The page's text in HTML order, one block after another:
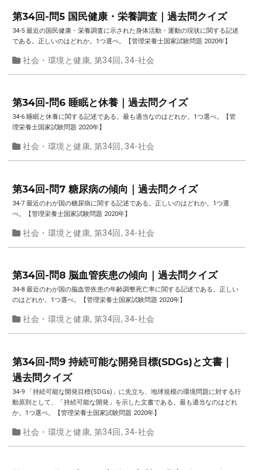
第34回-問5 国民健康・栄養調査｜過去問クイズ
34-5 最近の国民健康・栄養調査に示された身体活動・運動の現状に関する記述
である。正しいのはどれか。1つ選べ。【管理栄養士国家試験問題 2020年】
社会・環境と健康, 第34回, 34-社会
第34回-問6 睡眠と休養｜過去問クイズ
34-6 睡眠と休養に関する記述である。最も適当なのはどれか。1つ選べ。【管
理栄養士国家試験問題 2020年】
社会・環境と健康, 第34回, 34-社会
第34回-問7 糖尿病の傾向｜過去問クイズ
34-7 最近のわが国の糖尿病に関する記述である。正しいのはどれか。1つ選
べ。【管理栄養士国家試験問題 2020年】
社会・環境と健康, 第34回, 34-社会
第34回-問8 脳血管疾患の傾向｜過去問クイズ
34-8 最近のわが国の脳血管疾患の年齢調整死亡率に関する記述である。正しい
のはどれか。1つ選べ。【管理栄養士国家試験問題 2020年】
社会・環境と健康, 第34回, 34-社会
第34回-問9 持続可能な開発目標(SDGs)と文書｜
過去問クイズ
34-9 「持続可能な開発目標(SDGs)」に先立ち、地球規模の環境問題に対する行
動原則として、「持続可能な開発」を示した文書である。最も適当なのはどれ
か。1つ選べ。【管理栄養士国家試験問題 2020年】
社会・環境と健康, 第34回, 34-社会